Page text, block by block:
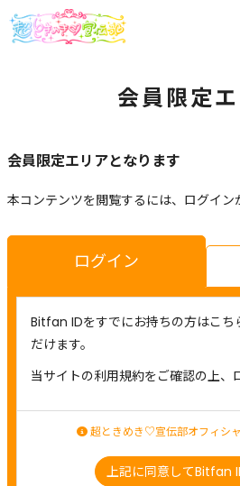
会員限定
会員限定エリアとなります
本コンテンツを閲覧するには、ログイン
ログイン
Bitfan IDをすでにお持ちの方はこち
だけます。
当サイトの利用規約をご確認の上、
超ときめき♡宣伝部オフィシ
上記に同意してBitfan